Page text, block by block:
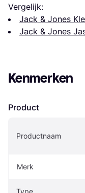
Vergelijk:
Jack & Jones
Jack & Jones
Kenmerken
Product
Productnaam
Merk
Type